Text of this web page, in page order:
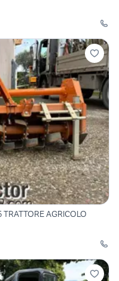
TRATTORE AGRICOLO